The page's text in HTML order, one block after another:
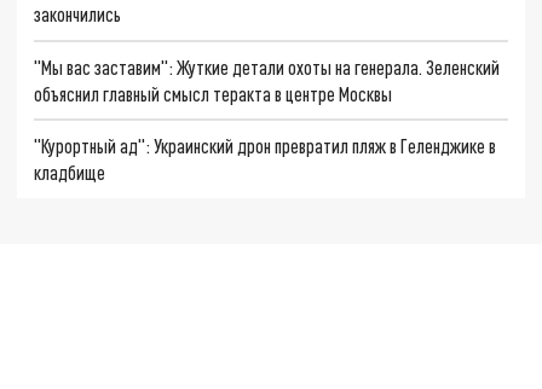
закончились
"Мы вас заставим": Жуткие детали охоты на генерала. Зеленский
объяснил главный смысл теракта в центре Москвы
"Курортный ад": Украинский дрон превратил пляж в Геленджике в
кладбище